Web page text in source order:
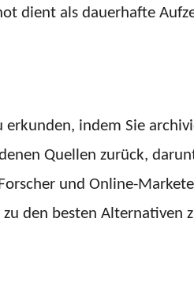
dient als dauerhafte
indem Sie
Quellen zurück,
und Online-
den besten Alternativen